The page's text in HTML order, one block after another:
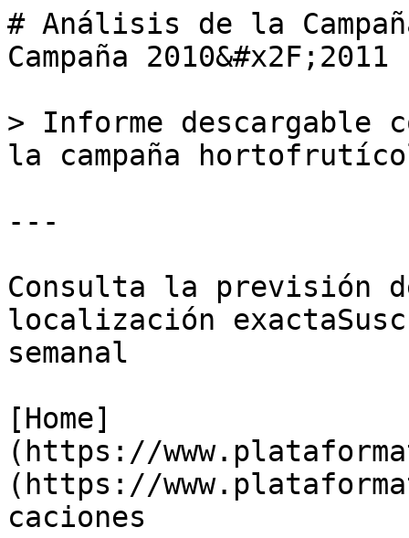
# Análisis de la
Campaña 2010&#x2F;2011
> Informe descargable
la campaña
---
Consulta la previsión
localización
semanal
[Home]
(https://
(https://
caciones